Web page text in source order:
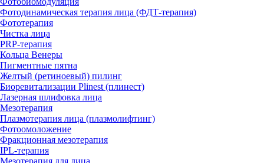
Фотодинамическая терапия лица (ФДТ-терапия)
Фототерапия
Чистка лица
PRP-терапия
Кольца Венеры
Пигментные пятна
Желтый (ретиноевый) пилинг
Биоревитализации Plinest (плинест)
Лазерная шлифовка лица
Мезотерапия
Плазмотерапия лица (плазмолифтинг)
Фотоомоложение
Фракционная мезотерапия
IPL‑терапия
Мезотерапия для лица